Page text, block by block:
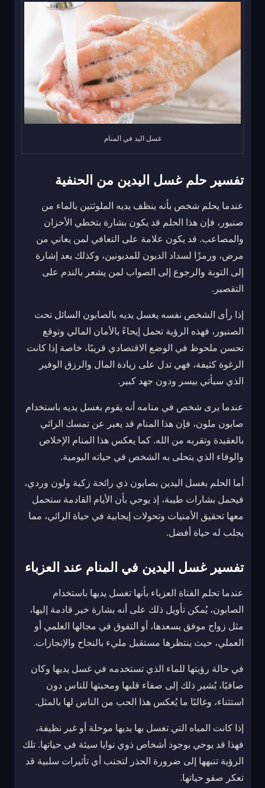
غسل اليد في المنام
تفسير حلم غسل اليدين من الحنفية
عندما يحلم شخص بأنه ينظف يديه الملوثتين بالماء من
صنبور، فإن هذا الحلم قد يكون بشارة بتخطي الأحزان
والمصاعب. قد يكون علامة على التعافي لمن يعاني من
مرض، ورمزًا لسداد الديون للمديونين، وكذلك يعد إشارة
إلى التوبة والرجوع إلى الصواب لمن يشعر بالندم على
التقصير.
إذا رأى الشخص نفسه يغسل يديه بالصابون السائل تحت
الصنبور، فهذه الرؤية تحمل إيحاءً بالأمان المالي وتوقع
تحسن ملحوظ في الوضع الاقتصادي قريبًا، خاصة إذا كانت
الرغوة كثيفة، فهي تدل على زيادة المال والرزق الوفير
الذي سيأتي بيسر ودون جهد كبير.
عندما يرى شخص في منامه أنه يقوم بغسل يديه باستخدام
صابون ملون، فإن هذا المنام قد يعبر عن تمسك الرائي
بالعقيدة وتقربه من الله. كما يعكس هذا المنام الإخلاص
والوفاء الذي يتحلى به الشخص في حياته اليومية.
أما الحلم بغسل اليدين بصابون ذي رائحة زكية ولون وردي،
فيحمل بشارات طيبة، إذ يوحي بأن الأيام القادمة ستحمل
معها تحقيق الأمنيات وتحولات إيجابية في حياة الرائي، مما
يجلب له حياة أفضل.
تفسير غسل اليدين في المنام عند العزباء
عندما تحلم الفتاة العزباء بأنها تغسل يديها باستخدام
الصابون، يُمكن تأويل ذلك على أنه بشارة خير قادمة إليها،
مثل زواج موفق يسعدها، أو التفوق في مجالها العلمي أو
العملي، حيث ينتظرها مستقبل مليء بالنجاح والإنجازات.
في حالة رؤيتها للماء الذي تستخدمه في غسل يديها وكان
صافيًا، يُشير ذلك إلى صفاء قلبها ومحبتها للناس دون
استثناء، وغالبًا ما يُعكس هذا الحب من الناس لها بالمثل.
إذا كانت المياه التي تغسل بها يديها موحلة أو غير نظيفة،
فهذا قد يوحي بوجود أشخاص ذوي نوايا سيئة في حياتها. تلك
الرؤية تنبهها إلى ضرورة الحذر لتجنب أي تأثيرات سلبية قد
تعكر صفو حياتها.